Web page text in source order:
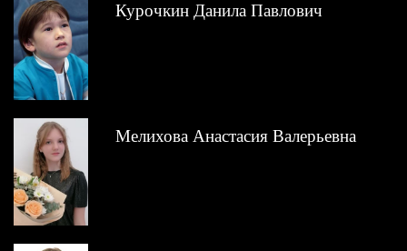
Курочкин Данила Павлович
Мелихова Анастасия Валерьевна